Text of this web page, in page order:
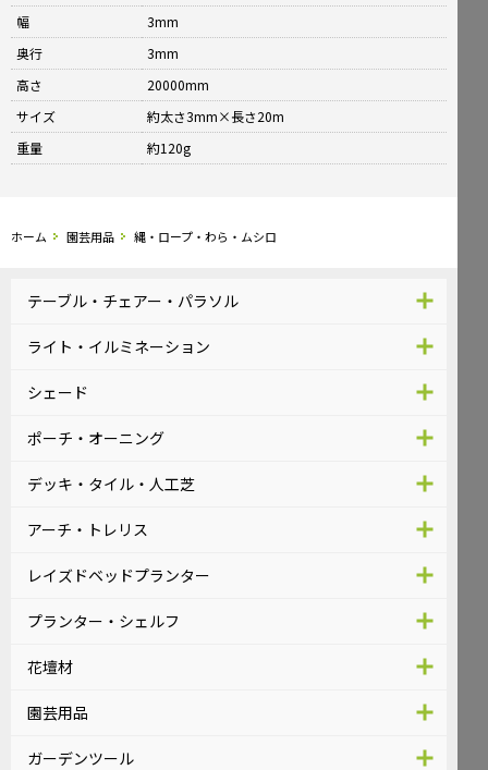
幅
3mm
奥行
3mm
高さ
20000mm
サイズ
約太さ3mm×長さ20m
重量
約120g
ホーム 園芸用品 縄・ロープ・わら・ムシロ
テーブル・チェアー・パラソル
ライト・イルミネーション
シェード
ポーチ・オーニング
デッキ・タイル・人工芝
アーチ・トレリス
レイズドベッドプランター
プランター・シェルフ
花壇材
園芸用品
ガーデンツール